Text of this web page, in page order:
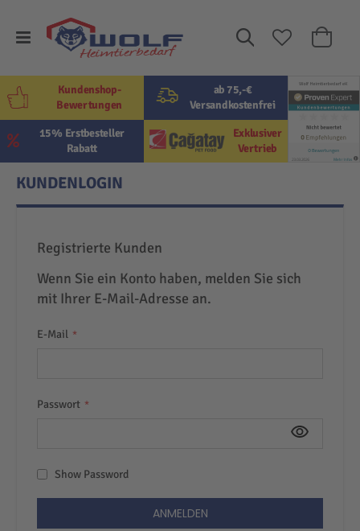
Suche
Mein
ab 75,-€
Versandkostenfrei
Exklusiver
Vertrieb
15% Erstbesteller
Rabatt
Kundenshop-
Bewertungen
KUNDENLOGIN
Registrierte Kunden
Wenn Sie ein Konto haben, melden Sie sich
mit Ihrer E-Mail-Adresse an.
E-Mail
Passwort
Show Password
ANMELDEN